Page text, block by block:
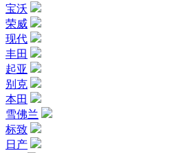
宝沃
荣威
现代
丰田
起亚
别克
本田
雪佛兰
标致
日产